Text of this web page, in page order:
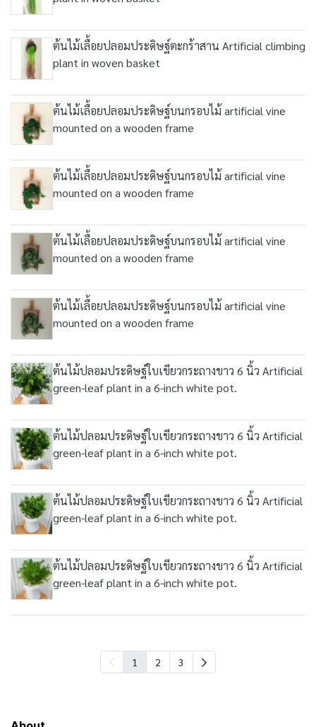
ต้นไม้เลื้อยปลอมประดิษฐ์ตะกร้าสาน Artificial climbing
plant in woven basket
ต้นไม้เลื้อยปลอมประดิษฐ์บนกรอบไม้ artificial vine
mounted on a wooden frame
ต้นไม้เลื้อยปลอมประดิษฐ์บนกรอบไม้ artificial vine
mounted on a wooden frame
ต้นไม้เลื้อยปลอมประดิษฐ์บนกรอบไม้ artificial vine
mounted on a wooden frame
ต้นไม้เลื้อยปลอมประดิษฐ์บนกรอบไม้ artificial vine
mounted on a wooden frame
ต้นไม้ปลอมประดิษฐ์ใบเขียวกระถางขาว 6 นิ้ว Artificial
green-leaf plant in a 6-inch white pot.
ต้นไม้ปลอมประดิษฐ์ใบเขียวกระถางขาว 6 นิ้ว Artificial
green-leaf plant in a 6-inch white pot.
ต้นไม้ปลอมประดิษฐ์ใบเขียวกระถางขาว 6 นิ้ว Artificial
green-leaf plant in a 6-inch white pot.
ต้นไม้ปลอมประดิษฐ์ใบเขียวกระถางขาว 6 นิ้ว Artificial
green-leaf plant in a 6-inch white pot.
1 2 3